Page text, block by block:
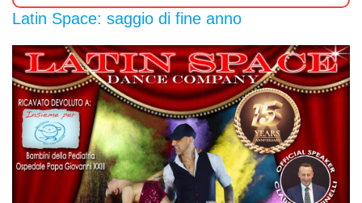
Latin Space: saggio di fine anno